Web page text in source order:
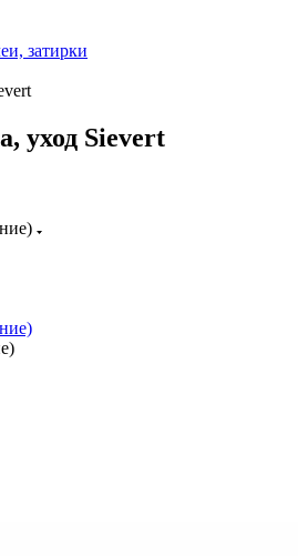
затирки
уход Sievert